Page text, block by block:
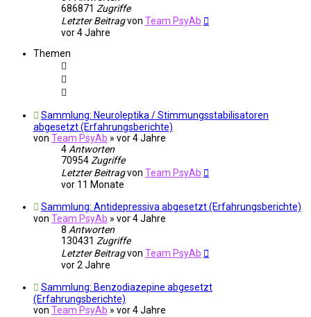
686871 Zugriffe
Letzter Beitragvon Team PsyAb
vor 4 Jahre
Themen
Sammlung: Neuroleptika / Stimmungsstabilisatoren
abgesetzt (Erfahrungsberichte)
von Team PsyAb » vor 4 Jahre
4 Antworten
70954 Zugriffe
Letzter Beitragvon Team PsyAb
vor 11 Monate
Sammlung: Antidepressiva abgesetzt (Erfahrungsberichte)
von Team PsyAb » vor 4 Jahre
8 Antworten
130431 Zugriffe
Letzter Beitragvon Team PsyAb
vor 2 Jahre
Sammlung: Benzodiazepine abgesetzt
(Erfahrungsberichte)
von Team PsyAb » vor 4 Jahre